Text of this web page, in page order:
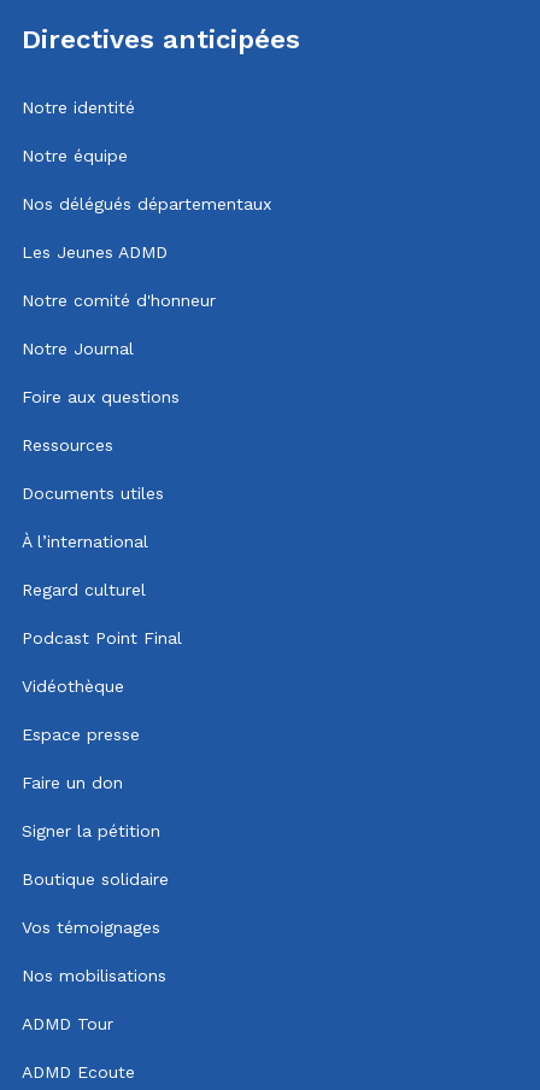
Directives anticipées
Notre identité
Notre équipe
Nos délégués départementaux
Les Jeunes ADMD
Notre comité d'honneur
Notre Journal
Foire aux questions
Ressources
Documents utiles
À l’international
Regard culturel
Podcast Point Final
Vidéothèque
Espace presse
Faire un don
Signer la pétition
Boutique solidaire
Vos témoignages
Nos mobilisations
ADMD Tour
ADMD Ecoute